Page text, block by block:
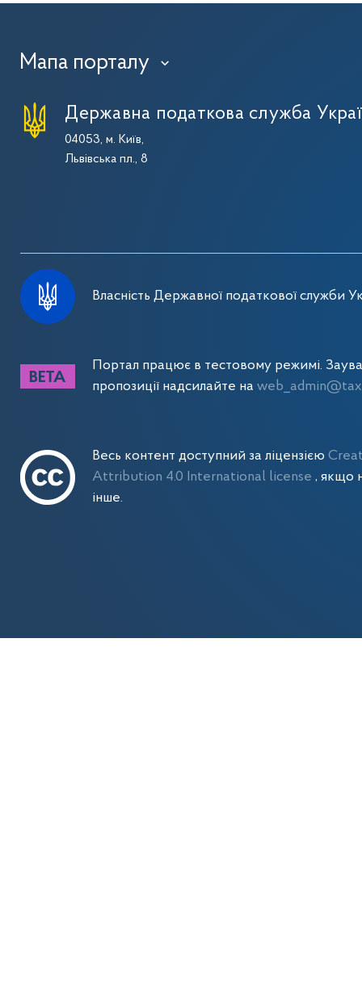
Мапа порталу ›
Державна податкова служба
04053, м. Київ,
Львівська пл., 8
Власність Державної податкової служби
Портал працює в тестовому режимі.
пропозиції надсилайте на
Весь контент доступний за ліцензією
Attribution 4.0 International license, якщо
інше.